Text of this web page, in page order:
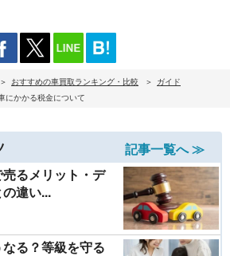
おすすめの車買取ランキング・比較
ガイド
にかかる税金について
記事一覧へ ≫
るメリット・デ
違い...
る？等級を守る